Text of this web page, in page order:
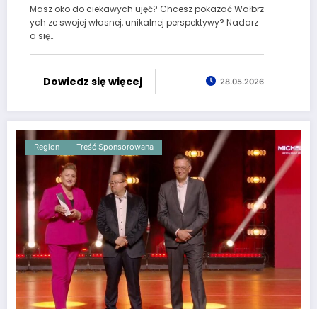
Masz oko do ciekawych ujęć? Chcesz pokazać Wałbrz
ych ze swojej własnej, unikalnej perspektywy? Nadarz
a się…
Dowiedz się więcej 28.05.2026
Region Treść Sponsorowana